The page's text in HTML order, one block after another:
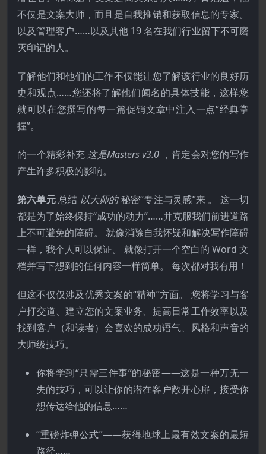
不仅是文案大师，而且是自我推销和获取信息的专家。
以及管理客户……以及其他 19 名在我们行业留下不可磨
灭印记的人。
了解他们和他们的工作不仅能让您了解该行业的良好历
史和观点……您还将了解他们闻名的具体技能，这样您
就可以在您撰写的每一篇促销文章中注入一点“经典掌
握”。
的一个精彩补充 这是Masters v3.0 ，肯定会对您的写作
产生许多积极的影响。
第六单元总结 以大师的秘密“专注与灵感”来 。 这一切
都是为了始终保持“成功的动力”……并克服我们前进道路
上不可避免的障碍。 就像消除自我怀疑和解决写作障碍
一样，我个人可以保证。 就像打开一个空白的 Word 文
档并写下想到的任何内容一样简单。 每次都对我有用！
但这不仅仅涉及优秀文案的“精神”方面。 您将学习与客
户打交道、建立您的文案业务、提高日常工作效率以及
找到客户（和读者）会喜欢的成功语气、风格和声音的
大师级技巧。
你将学到“只需三件事”的秘密——这是一种万无一
失的技巧，可以让你的潜在客户敞开心扉，接受你
想传达给他的信息……
“重磅炸弹公式”——获得地球上最有效文案的最短
路径……